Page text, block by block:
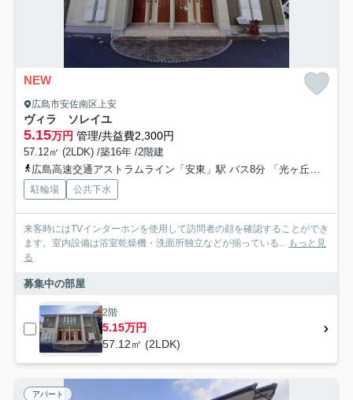
NEW
広島市安佐南区上安
ヴィラ ソレイユ
5.15万円 管理/共益費2,300円
57.12㎡ (2LDK) /築16年 /2階建
広島高速交通アストラムライン「安東」駅 バス8分 「光ヶ丘団地口」 停歩6分
駐輪場 公共下水
来客時にはTVインターホンを使用して訪問者の顔を確認することができ
ます。室内設備は浴室乾燥機・洗面所独立などが揃っている... もっと見
る
募集中の部屋
2階
5.15万円
57.12㎡ (2LDK)
アパート